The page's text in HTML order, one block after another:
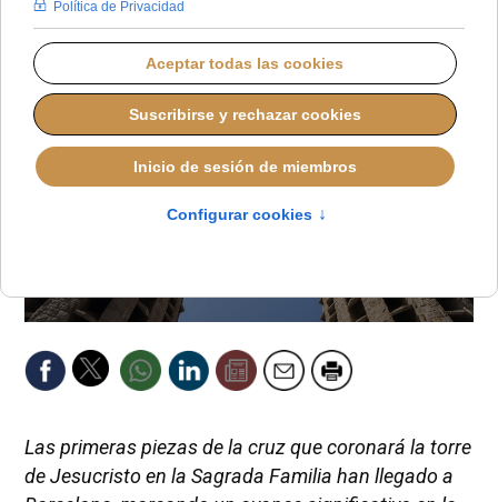
LUNES, 07 JULIO 2025 11:52
Las primeras piezas de la cruz que coronará la torre
de Jesucristo en la Sagrada Familia han llegado a